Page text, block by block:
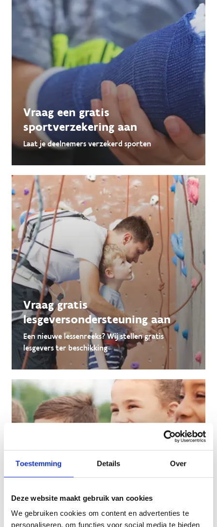
Toestemming Details Over
Deze website maakt gebruik van cookies
We gebruiken cookies om content en advertenties te
personaliseren, om functies voor social media te bieden
Vraag een gratis
sportverzekering aan
Laat je deelnemers verzekerd sporten
Vraag gratis
lesgeversondersteuning aan
Een nieuwe lessenreeks? Wij stellen gratis
lesgevers ter beschikking
Vraag gadgets of medailles aan